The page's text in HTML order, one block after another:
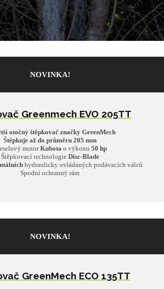
NOVINKA!
Greenmech EVO 205TT
otočný štěpkovač značky GreenMech
Štěpkuje až do průměru 205 mm
motorKubota o výkonu 50 hp
Štěpkovací technologie Disc-Blade
hydraulicky ovládaných podávacích válců
Spodní ochranný rám
NOVINKA!
GreenMech ECO 135TT